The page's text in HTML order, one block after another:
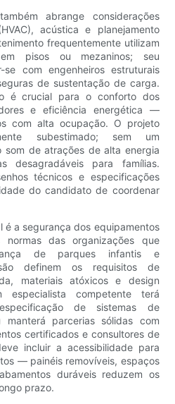
abrange considerações
acústica e planejamento
frequentemente utilizam
pisos ou mezaninos; seu
com engenheiros estruturais
de sustentação de carga.
é crucial para o conforto dos
e eficiência energética —
com alta ocupação. O projeto
subestimado; sem um
som de atrações de alta energia
desagradáveis ​​para famílias.
técnicos e especificações
do candidato de coordenar
é a segurança dos equipamentos
das organizações que
de parques infantis e
definem os requisitos de
materiais atóxicos e design
competente terá
de sistemas de
manterá parcerias sólidas com
certificados e consultores de
incluir a acessibilidade para
— painéis removíveis, espaços
duráveis ​​reduzem os
prazo.